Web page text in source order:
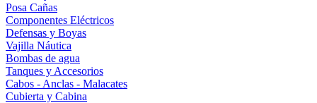
Posa Cañas
Componentes Eléctricos
Defensas y Boyas
Vajilla Náutica
Bombas de agua
Tanques y Accesorios
Cabos - Anclas - Malacates
Cubierta y Cabina